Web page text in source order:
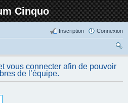
Cinquo
Connexion
Inscription
her
ch
vous connecter afin de pouvoir
de l’équipe.